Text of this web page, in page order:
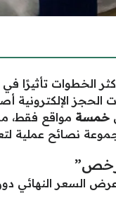
الخطوات تأثيرًا
الحجز
خمسة مواقع فقط،
نصائح عملية
السعر النهائي